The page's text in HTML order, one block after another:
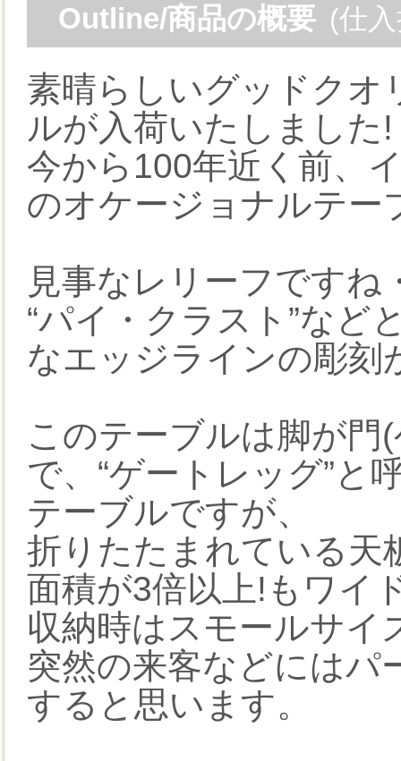
Outline/商品の概要 (仕
素晴らしいグッドクオ
ルが入荷いたしました!
今から100年近く前、
のオケージョナルテー
見事なレリーフですね
“パイ・クラスト”など
なエッジラインの彫刻
このテーブルは脚が門
で、“ゲートレッグ”と
テーブルですが、
折りたたまれている天
面積が3倍以上!もワイ
収納時はスモールサイ
突然の来客などにはパ
すると思います。